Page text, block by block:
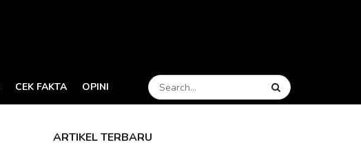
CEK FAKTA OPINI
ARTIKEL TERBARU